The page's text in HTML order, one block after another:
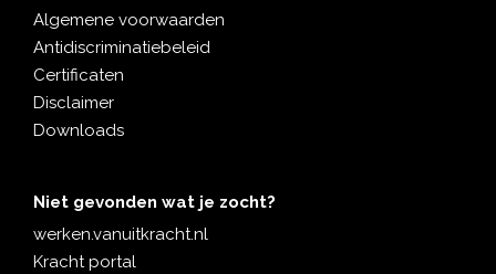
Algemene voorwaarden
Antidiscriminatiebeleid
Certificaten
Disclaimer
Downloads
Niet gevonden wat je zocht?
werken.vanuitkracht.nl
Kracht portal